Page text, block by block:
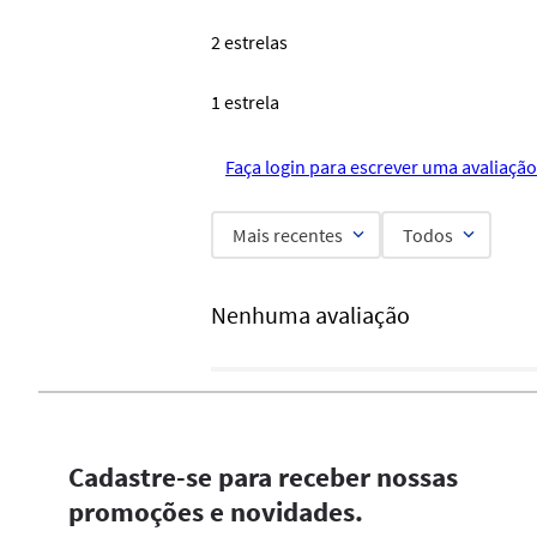
2 estrelas
1 estrela
Faça login para escrever uma
Mais recentes Todos
Nenhuma avaliação
Cadastre-se para receber nossas
promoções e novidades.